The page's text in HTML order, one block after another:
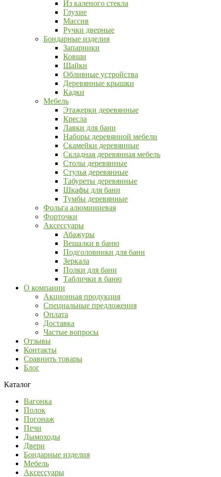
Из каленого стекла
Глухие
Массив
Ручки дверные
Бондарные изделия
Запарники
Ковши
Шайки
Обливные устройства
Деревянные крышки
Кадки
Мебель
Этажерки деревянные
Кресла
Лавки для бани
Наборы деревянной мебели
Скамейки деревянные
Складная деревянная мебель
Столы деревянные
Стулья деревянные
Табуреты деревянные
Шкафы для бани
Тумбы деревянные
Фольга алюминиевая
Форточки
Аксессуары
Абажуры
Вешалки в баню
Подголовники для бани
Зеркала
Полки для бани
Таблички в баню
О компании
Акционная продукция
Специальные предложения
Оплата
Доставка
Частые вопросы
Отзывы
Контакты
Сравнить товары
Блог
Каталог
Вагонка
Полок
Погонаж
Печи
Дымоходы
Двери
Бондарные изделия
Мебель
Аксессуары